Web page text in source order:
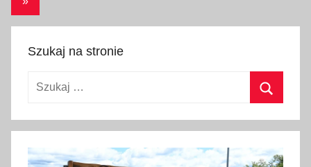
r
n
0
7
Szukaj na stronie
Szukaj: